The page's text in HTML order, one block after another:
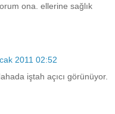
ona. ellerine sağlık
2011 02:52
iştah açıcı görünüyor.